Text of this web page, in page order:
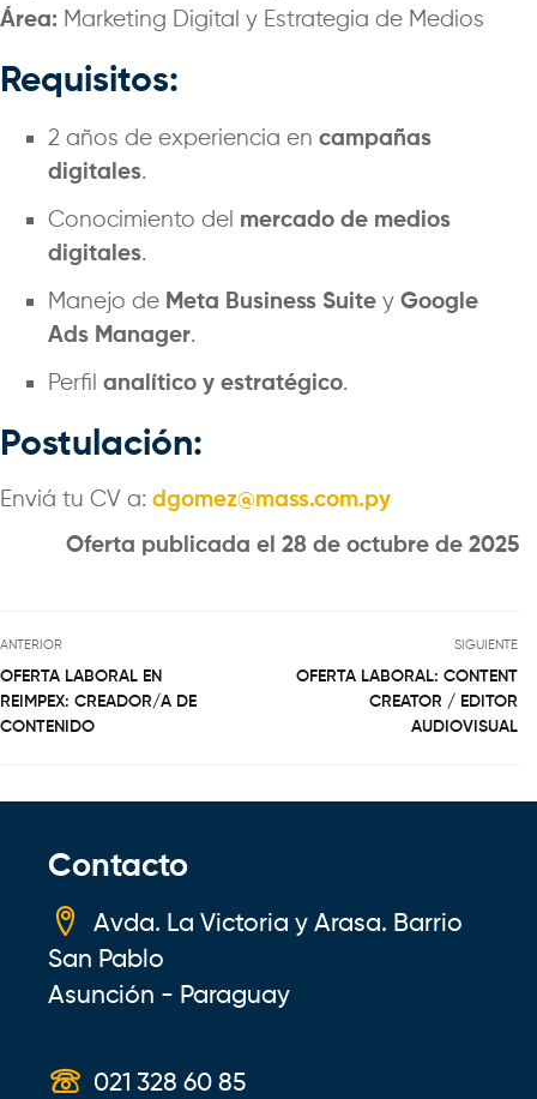
Área: Marketing Digital y Estrategia de Medios
Requisitos:
2 años de experiencia en campañas
digitales.
Conocimiento del mercado de medios
digitales.
Manejo de Meta Business Suite y Google
Ads Manager.
Perfil analítico y estratégico.
Postulación:
Enviá tu CV a: dgomez@mass.com.py
Oferta publicada el 28 de octubre de 2025
ANTERIOR
OFERTA LABORAL EN
REIMPEX: CREADOR/A DE
CONTENIDO
SIGUIENTE
OFERTA LABORAL: CONTENT
CREATOR / EDITOR
AUDIOVISUAL
Contacto
Avda. La Victoria y Arasa. Barrio
San Pablo
Asunción - Paraguay
021 328 60 85